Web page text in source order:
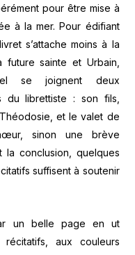
pour être mise à
à la mer. Pour édifiant
s’attache moins à la
future sainte et Urbain,
se joignent deux
du librettiste : son fils,
et le valet de
sinon une brève
la conclusion, quelques
suffisent à soutenir
un belle page en ut
récitatifs, aux couleurs